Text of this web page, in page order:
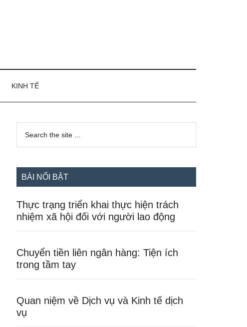
KINH TẾ
Sidebar
chính
...
BÀI NỔI BẬT
Thực trạng triển khai thực hiện trách
nhiệm xã hội đối với người lao động
Chuyển tiền liên ngân hàng: Tiện ích
trong tầm tay
Quan niệm về Dịch vụ và Kinh tế dịch
vụ